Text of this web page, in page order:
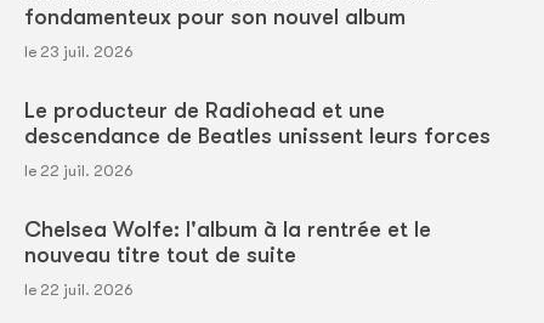
fondamenteux pour son nouvel album
le 23 juil. 2026
Le producteur de Radiohead et une
descendance de Beatles unissent leurs forces
le 22 juil. 2026
Chelsea Wolfe: l'album à la rentrée et le
nouveau titre tout de suite
le 22 juil. 2026